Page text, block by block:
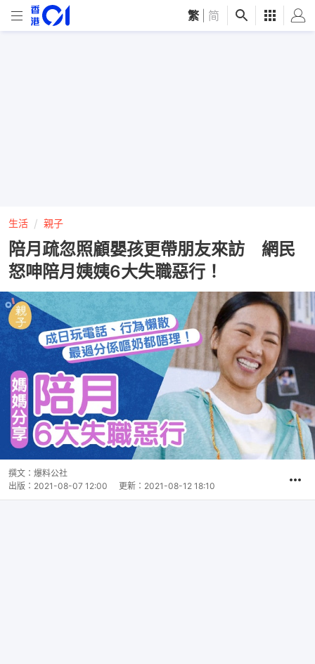
繁 简
生活 親子
陪月疏忽照顧嬰孩更帶朋友來訪 網民
怒呻陪月姨姨6大失職惡行！
撰文： 爆料公社
出版： 2021-08-07 12:00 更新： 2021-08-12 18:10